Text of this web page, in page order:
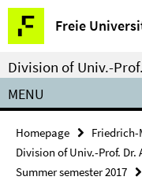
Springe
direkt
zu
Inhalt
Freie
Service
Navigation
Division of Univ.-
MENU
Homepage
Division of Univ.-Prof. Dr.
Summer semester 2017